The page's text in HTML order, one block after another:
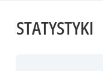
STATYSTYKI